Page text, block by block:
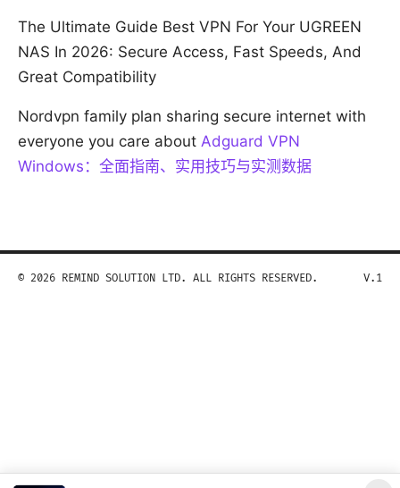
The Ultimate Guide Best VPN For Your UGREEN
NAS In 2026: Secure Access, Fast Speeds, And
Great Compatibility
Nordvpn family plan sharing secure internet with
everyone you care about Adguard VPN
Windows：全面指南、实用技巧与实测数据
© 2026 REMIND SOLUTION LTD. ALL RIGHTS RESERVED. V.1